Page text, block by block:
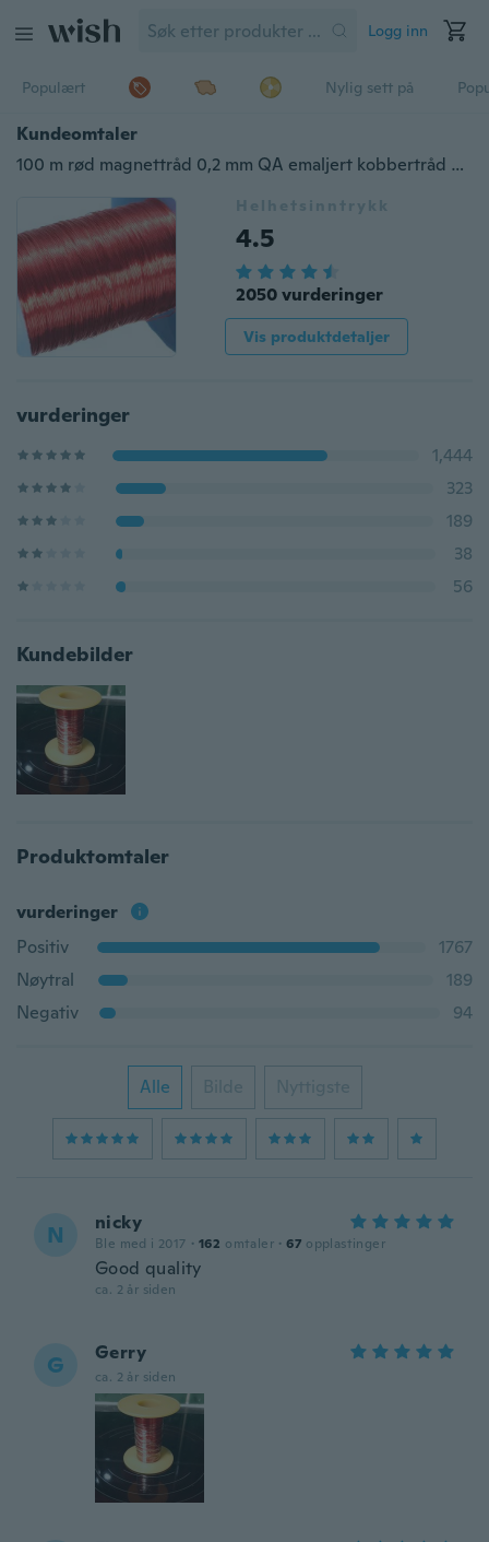
Logg inn
Populært Nylig sett på
Kundeomtaler
100 m rød magnettråd 0,2 mm QA emaljert kobbertråd magnetisk spiralvikling
Helhetsinntrykk
4.5
2050 vurderinger
Vis produktdetaljer
vurderinger
1,444
323
189
38
56
Kundebilder
Produktomtaler
vurderinger
Positiv
1767
Nøytral
189
Negativ
94
Alle Bilde Nyttigste
N nicky
Ble med i 2017 · 162 omtaler · 67 opplastinger
Good quality
ca. 2 år siden
G Gerry
ca. 2 år siden